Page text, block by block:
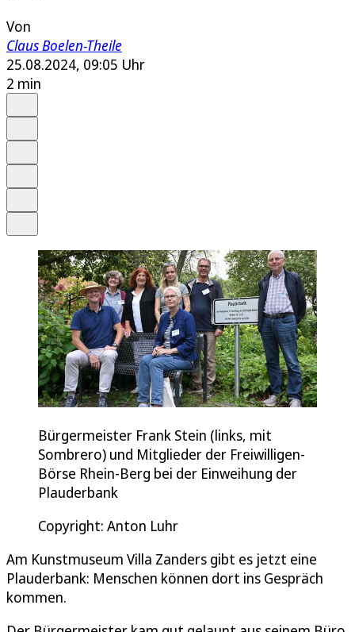
Von
Claus Boelen-Theile
25.08.2024, 09:05 Uhr
2 min
Bürgermeister Frank Stein (links, mit
Sombrero) und Mitglieder der Freiwilligen-
Börse Rhein-Berg bei der Einweihung der
Plauderbank
Copyright: Anton Luhr
Am Kunstmuseum Villa Zanders gibt es jetzt eine
Plauderbank: Menschen können dort ins Gespräch
kommen.